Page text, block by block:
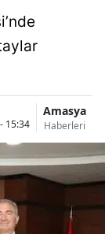
15:34
Amasya
Haberleri